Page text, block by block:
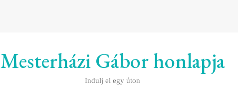
Mesterházi Gábor honlapja
Indulj el egy úton